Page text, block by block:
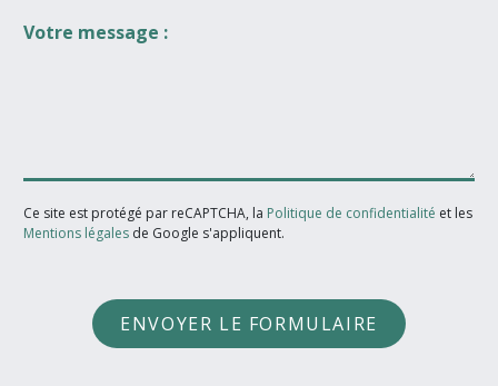
Votre message :
Ce site est protégé par reCAPTCHA, la Politique de confidentialité et les
Mentions légales de Google s'appliquent.
ENVOYER LE FORMULAIRE